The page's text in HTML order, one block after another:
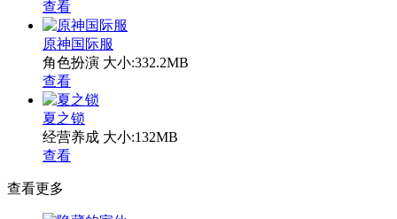
查看
原神国际服
角色扮演 大小:332.2MB
查看
夏之锁
经营养成 大小:132MB
查看
查看更多